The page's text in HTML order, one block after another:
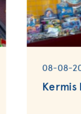
08-08-
Kermis